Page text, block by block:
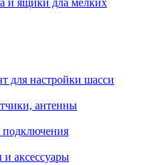
и ящики дла мелких
для настройки шасси
антенны
подключения
аксессуары